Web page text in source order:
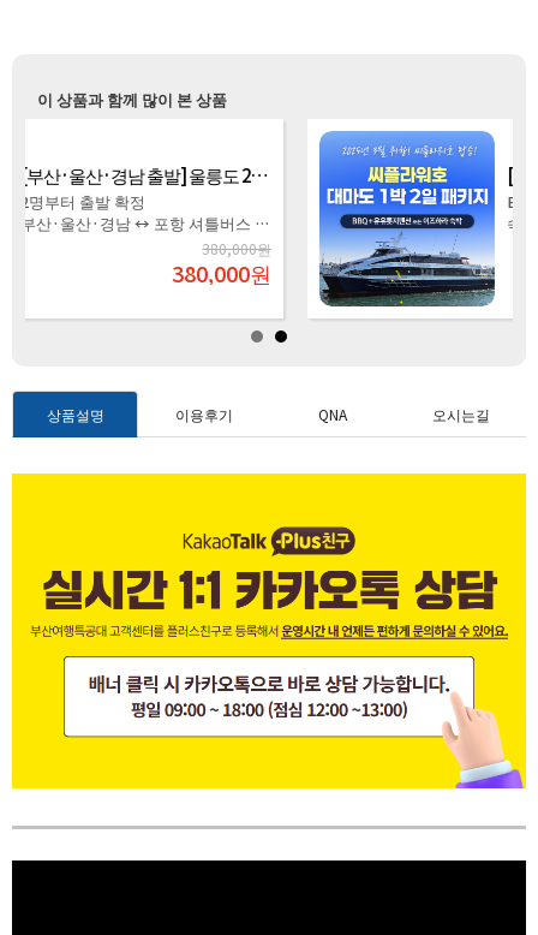
이 상품과 함께 많이 본 상품
[씨플라워호] 대마도 1박2일 패키지(BBQ+유유롯지펜션 또는 이즈하라 숙박)
BBQ+유유롯지펜션 또는 이즈하라
숙박
344,000원
199,000원
상품설명 이용후기 QNA 오시는길